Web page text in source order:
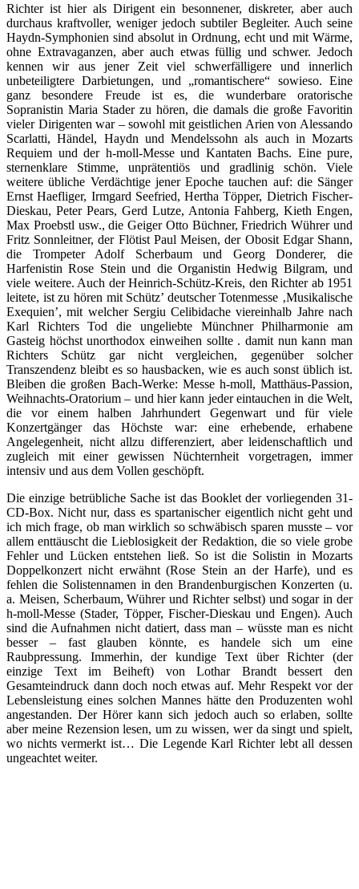
Richter ist hier als Dirigent ein besonnener, diskreter, aber auch
durchaus kraftvoller, weniger jedoch subtiler Begleiter. Auch seine
Haydn-Symphonien sind absolut in Ordnung, echt und mit Wärme,
ohne Extravaganzen, aber auch etwas füllig und schwer. Jedoch
kennen wir aus jener Zeit viel schwerfälligere und innerlich
unbeteiligtere Darbietungen, und „romantischere“ sowieso. Eine
ganz besondere Freude ist es, die wunderbare oratorische
Sopranistin Maria Stader zu hören, die damals die große Favoritin
vieler Dirigenten war – sowohl mit geistlichen Arien von Alessando
Scarlatti, Händel, Haydn und Mendelssohn als auch in Mozarts
Requiem und der h-moll-Messe und Kantaten Bachs. Eine pure,
sternenklare Stimme, unprätentiös und gradlinig schön. Viele
weitere übliche Verdächtige jener Epoche tauchen auf: die Sänger
Ernst Haefliger, Irmgard Seefried, Hertha Töpper, Dietrich Fischer-
Dieskau, Peter Pears, Gerd Lutze, Antonia Fahberg, Kieth Engen,
Max Proebstl usw., die Geiger Otto Büchner, Friedrich Wührer und
Fritz Sonnleitner, der Flötist Paul Meisen, der Obosit Edgar Shann,
die Trompeter Adolf Scherbaum und Georg Donderer, die
Harfenistin Rose Stein und die Organistin Hedwig Bilgram, und
viele weitere. Auch der Heinrich-Schütz-Kreis, den Richter ab 1951
leitete, ist zu hören mit Schütz’ deutscher Totenmesse ‚Musikalische
Exequien’, mit welcher Sergiu Celibidache viereinhalb Jahre nach
Karl Richters Tod die ungeliebte Münchner Philharmonie am
Gasteig höchst unorthodox einweihen sollte . damit nun kann man
Richters Schütz gar nicht vergleichen, gegenüber solcher
Transzendenz bleibt es so hausbacken, wie es auch sonst üblich ist.
Bleiben die großen Bach-Werke: Messe h-moll, Matthäus-Passion,
Weihnachts-Oratorium – und hier kann jeder eintauchen in die Welt,
die vor einem halben Jahrhundert Gegenwart und für viele
Konzertgänger das Höchste war: eine erhebende, erhabene
Angelegenheit, nicht allzu differenziert, aber leidenschaftlich und
zugleich mit einer gewissen Nüchternheit vorgetragen, immer
intensiv und aus dem Vollen geschöpft.
Die einzige betrübliche Sache ist das Booklet der vorliegenden 31-
CD-Box. Nicht nur, dass es spartanischer eigentlich nicht geht und
ich mich frage, ob man wirklich so schwäbisch sparen musste – vor
allem enttäuscht die Lieblosigkeit der Redaktion, die so viele grobe
Fehler und Lücken entstehen ließ. So ist die Solistin in Mozarts
Doppelkonzert nicht erwähnt (Rose Stein an der Harfe), und es
fehlen die Solistennamen in den Brandenburgischen Konzerten (u.
a. Meisen, Scherbaum, Wührer und Richter selbst) und sogar in der
h-moll-Messe (Stader, Töpper, Fischer-Dieskau und Engen). Auch
sind die Aufnahmen nicht datiert, dass man – wüsste man es nicht
besser – fast glauben könnte, es handele sich um eine
Raubpressung. Immerhin, der kundige Text über Richter (der
einzige Text im Beiheft) von Lothar Brandt bessert den
Gesamteindruck dann doch noch etwas auf. Mehr Respekt vor der
Lebensleistung eines solchen Mannes hätte den Produzenten wohl
angestanden. Der Hörer kann sich jedoch auch so erlaben, sollte
aber meine Rezension lesen, um zu wissen, wer da singt und spielt,
wo nichts vermerkt ist… Die Legende Karl Richter lebt all dessen
ungeachtet weiter.